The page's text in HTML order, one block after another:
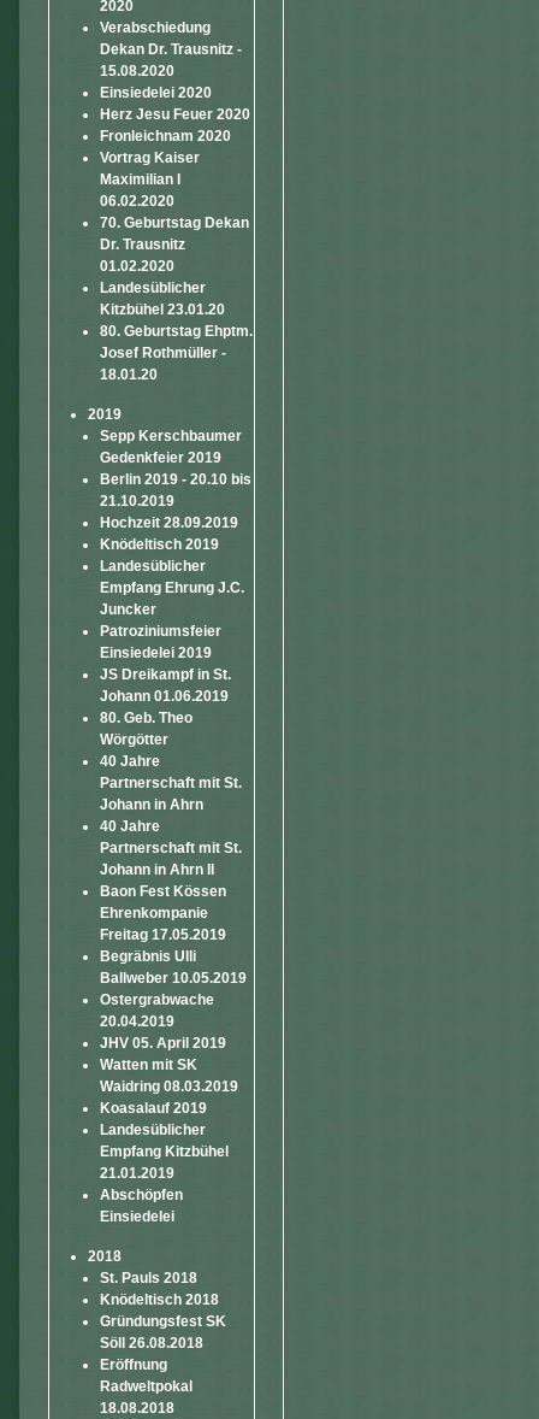
2020
Verabschiedung
Dekan Dr. Trausnitz -
15.08.2020
Einsiedelei 2020
Herz Jesu Feuer 2020
Fronleichnam 2020
Vortrag Kaiser
Maximilian I
06.02.2020
70. Geburtstag Dekan
Dr. Trausnitz
01.02.2020
Landesüblicher
Kitzbühel 23.01.20
80. Geburtstag Ehptm.
Josef Rothmüller -
18.01.20
2019
Sepp Kerschbaumer
Gedenkfeier 2019
Berlin 2019 - 20.10 bis
21.10.2019
Hochzeit 28.09.2019
Knödeltisch 2019
Landesüblicher
Empfang Ehrung J.C.
Juncker
Patroziniumsfeier
Einsiedelei 2019
JS Dreikampf in St.
Johann 01.06.2019
80. Geb. Theo
Wörgötter
40 Jahre
Partnerschaft mit St.
Johann in Ahrn
40 Jahre
Partnerschaft mit St.
Johann in Ahrn II
Baon Fest Kössen
Ehrenkompanie
Freitag 17.05.2019
Begräbnis Ulli
Ballweber 10.05.2019
Ostergrabwache
20.04.2019
JHV 05. April 2019
Watten mit SK
Waidring 08.03.2019
Koasalauf 2019
Landesüblicher
Empfang Kitzbühel
21.01.2019
Abschöpfen
Einsiedelei
2018
St. Pauls 2018
Knödeltisch 2018
Gründungsfest SK
Söll 26.08.2018
Eröffnung
Radweltpokal
18.08.2018